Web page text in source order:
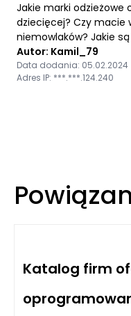
Jakie marki
dziecięcej? Czy macie
niemowlaków? Jakie
Autor: Kamil_79
Data dodania: 05.02.2024
Adres IP: ***.***.124.240
Katalog firm